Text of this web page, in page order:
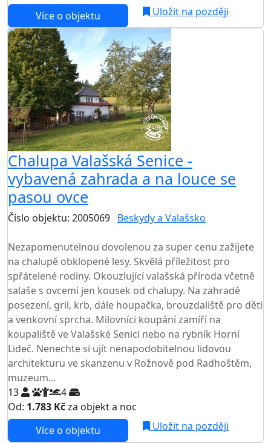
Více o objektu Uložit na později
Chalupa Valašská Senice -
vybavená zahrada a na louce se
pasou ovce
Číslo objektu: 2005069 Beskydy a Valašsko
Nezapomenutelnou dovolenou za super cenu zažijete
na chalupě obklopené lesy. Skvělá příležitost pro
spřátelené rodiny. Okouzlující valašská příroda včetně
salaše s ovcemi jen kousek od chalupy. Na zahradě
posezení, gril, krb, dále houpačka, brouzdaliště pro děti
a venkovní sprcha. Milovníci koupání zamíří na
koupaliště ve Valašské Senici nebo na rybník Horní
Lideč. Nenechte si ujít nenapodobitelnou lidovou
architekturu ve skanzenu v Rožnově pod Radhoštěm,
muzeum...
13
4
Od: 1.783 Kčza objekt a noc
Více o objektu
Uložit na později